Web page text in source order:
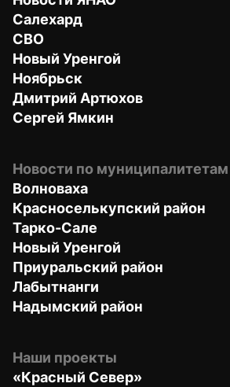
Салехард
СВО
Новый Уренгой
Ноябрьск
Дмитрий Артюхов
Сергей Ямкин
Новости по муниципалитетам
Волноваха
Красноселькупский район
Тарко-Сале
Новый Уренгой
Приуральский район
Лабытнанги
Надымский район
Наши проекты
«Красный Север»